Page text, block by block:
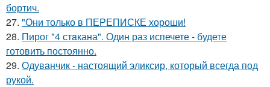
бортич.
27. "Они только в ПЕРЕПИСКЕ хороши!
28. Пирог "4 стaкана". Один раз испечете - будете
готовить постоянно.
29. Одуванчик - настоящий эликсир, который всегда под
рукой.